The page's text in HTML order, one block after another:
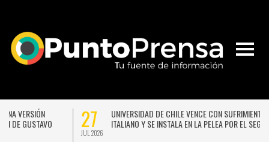
27
UNIVERSIDAD DE CHILE VENCE CON SUFRIMIENTO A AUDAX
ITALIANO Y SE INSTALA EN LA PELEA POR EL SEGUNDO LUGAR